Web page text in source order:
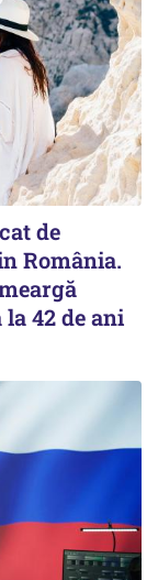
de
România.
42 de ani